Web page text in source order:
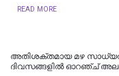
READ MORE
അതിശക്തമായ മഴ
ദിവസങ്ങളിൽ ഓറഞ്ച്